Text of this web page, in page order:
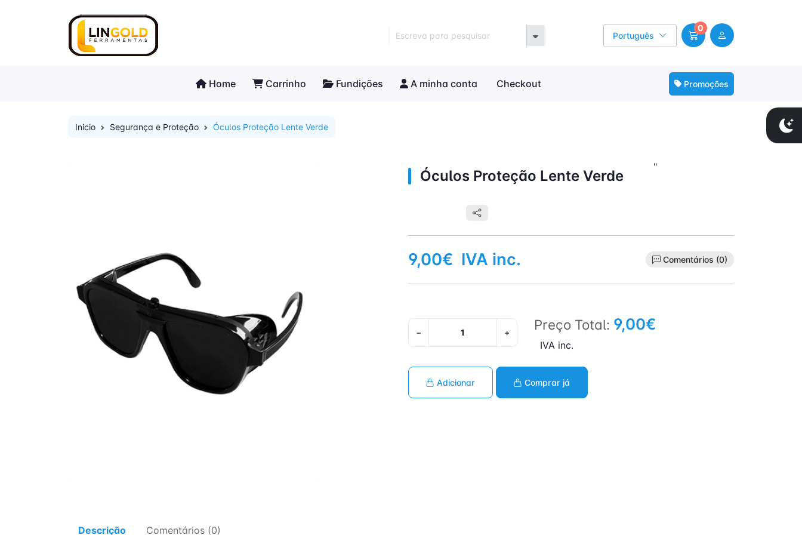
Escreva para pesquisar Português
0
Home Carrinho Fundições A minha conta Checkout Promoções
Inicio Segurança e Proteção Óculos Proteção Lente Verde
Óculos Proteção Lente Verde
"
9,00€ IVA inc. Comentários (0)
− + Preço Total: 9,00€
IVA inc.
Adicionar Comprar já
Descrição Comentários (0)